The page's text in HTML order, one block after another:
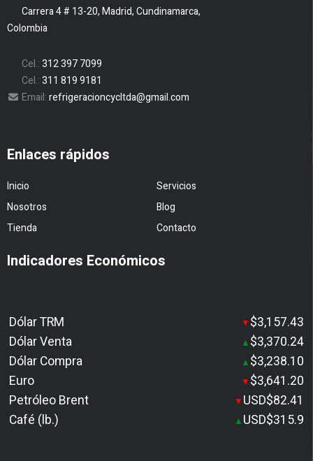
Carrera 4 # 13-20, Madrid, Cundinamarca,
Colombia
Cel.:312 397 7099
Cel.:311 819 9181
Email:refrigeracioncycltda@gmail.com
Enlaces rápidos
Inicio
Servicios
Nosotros
Blog
Tienda
Contacto
Indicadores Económicos
Dólar TRM ▼ $3,157.43
Dólar Venta
▲ $3,370.24
Dólar Compra
▲ $3,238.10
Euro
▼ $3,641.20
Petróleo Brent
▼ USD$82.41
Café (lb.)
▲ USD$315.9